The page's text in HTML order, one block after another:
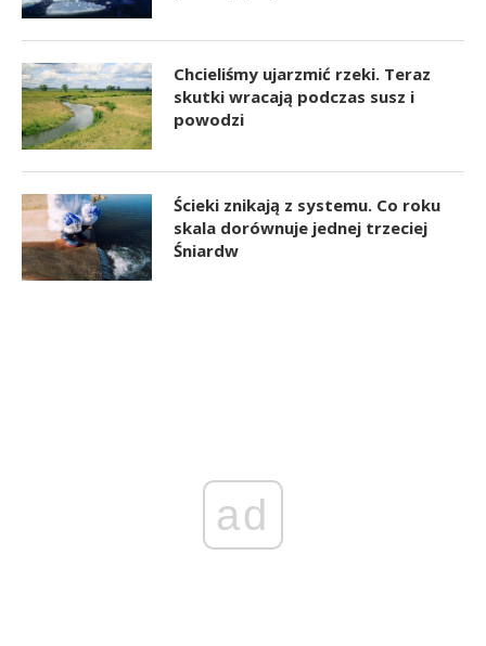
Chcieliśmy ujarzmić rzeki. Teraz
skutki wracają podczas susz i
powodzi
Ścieki znikają z systemu. Co roku
skala dorównuje jednej trzeciej
Śniardw
ad